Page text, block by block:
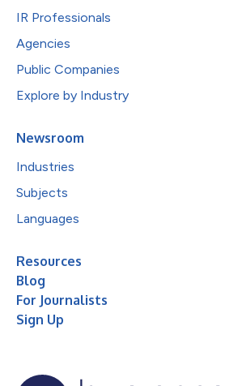
IR Professionals
Agencies
Public Companies
Explore by Industry
Newsroom
Industries
Subjects
Languages
Resources
Blog
For Journalists
Sign Up